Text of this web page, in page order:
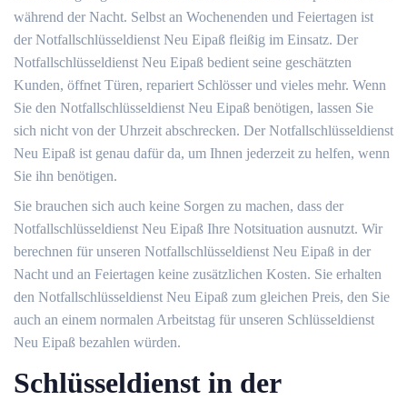
während der Nacht. Selbst an Wochenenden und Feiertagen ist
der Notfallschlüsseldienst Neu Eipaß fleißig im Einsatz. Der
Notfallschlüsseldienst Neu Eipaß bedient seine geschätzten
Kunden, öffnet Türen, repariert Schlösser und vieles mehr. Wenn
Sie den Notfallschlüsseldienst Neu Eipaß benötigen, lassen Sie
sich nicht von der Uhrzeit abschrecken. Der Notfallschlüsseldienst
Neu Eipaß ist genau dafür da, um Ihnen jederzeit zu helfen, wenn
Sie ihn benötigen.
Sie brauchen sich auch keine Sorgen zu machen, dass der
Notfallschlüsseldienst Neu Eipaß Ihre Notsituation ausnutzt. Wir
berechnen für unseren Notfallschlüsseldienst Neu Eipaß in der
Nacht und an Feiertagen keine zusätzlichen Kosten. Sie erhalten
den Notfallschlüsseldienst Neu Eipaß zum gleichen Preis, den Sie
auch an einem normalen Arbeitstag für unseren Schlüsseldienst
Neu Eipaß bezahlen würden.
Schlüsseldienst in der